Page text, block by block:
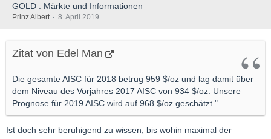
GOLD : Märkte und Informationen
Prinz Albert 8. April 2019
Zitat von Edel Man
Die gesamte AISC für 2018 betrug 959 $/oz und lag damit über
dem Niveau des Vorjahres 2017 AISC von 934 $/oz. Unsere
Prognose für 2019 AISC wird auf 968 $/oz geschätzt."
Ist doch sehr beruhigend zu wissen, bis wohin maximal der